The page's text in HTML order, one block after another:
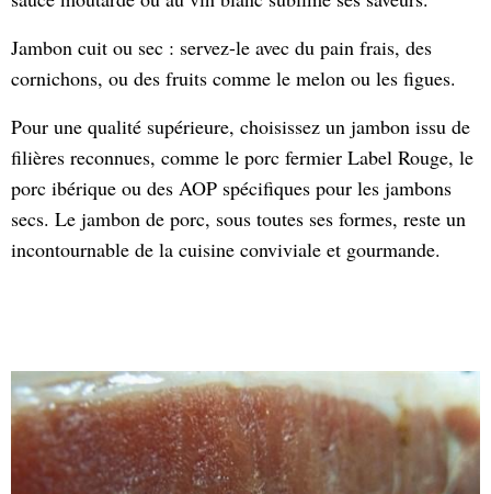
Jambon cuit ou sec : servez-le avec du pain frais, des
cornichons, ou des fruits comme le melon ou les figues.
Pour une qualité supérieure, choisissez un jambon issu de
filières reconnues, comme le porc fermier Label Rouge, le
porc ibérique ou des AOP spécifiques pour les jambons
secs. Le jambon de porc, sous toutes ses formes, reste un
incontournable de la cuisine conviviale et gourmande.